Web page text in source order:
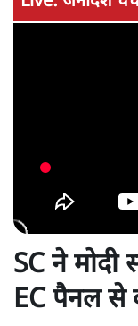
SC ने मोदी
EC पैनल से